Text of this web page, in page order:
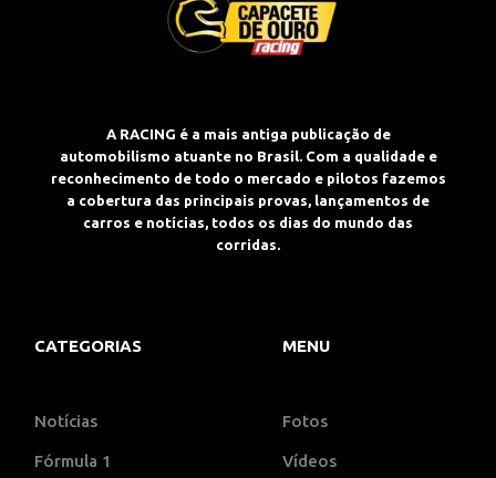
A RACING é a mais antiga publicação de
automobilismo atuante no Brasil. Com a qualidade e
reconhecimento de todo o mercado e pilotos fazemos
a cobertura das principais provas, lançamentos de
carros e notícias, todos os dias do mundo das
corridas.
CATEGORIAS
Notícias
Fórmula 1
MENU
Fotos
Vídeos